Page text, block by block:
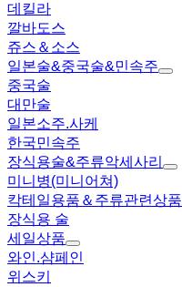
데킬라
깔바도스
쥬스＆소스
일본술&중국술&민속주
중국술
대만술
일본소주.사케
한국민속주
장식용술&주류악세사리
미니병(미니어쳐)
칵테일용품＆주류관련상품
장식용 술
세일상품
와인.샴페인
위스키